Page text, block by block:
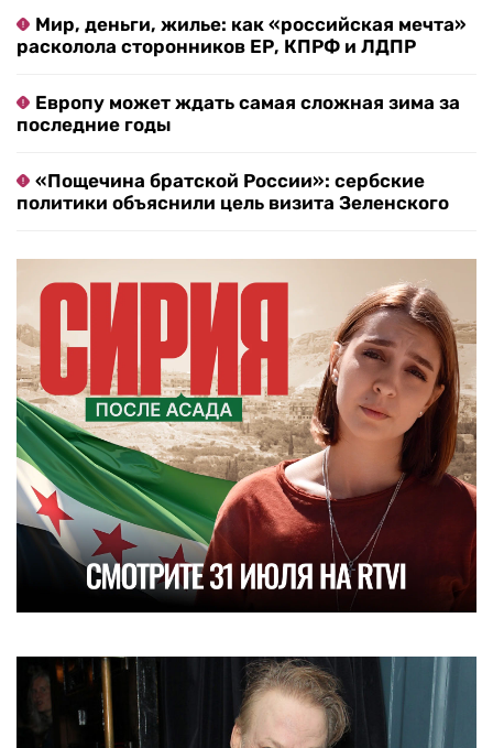
Мир, деньги, жилье: как «российская мечта»
расколола сторонников ЕР, КПРФ и ЛДПР
Европу может ждать самая сложная зима за
последние годы
«Пощечина братской России»: сербские
политики объяснили цель визита Зеленского